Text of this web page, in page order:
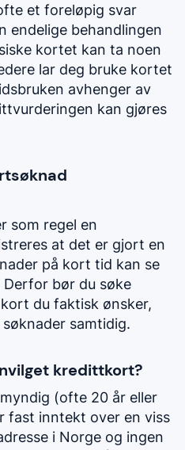
et foreløpig svar
endelige behandlingen
kortet kan ta noen
lar deg bruke kortet
avhenger av
kan gjøres
som regel en
at det er gjort en
på kort tid kan se
bør du søke
du faktisk ønsker,
samtidig.
kredittkort?
(ofte 20 år eller
fast inntekt over en viss
i Norge og ingen